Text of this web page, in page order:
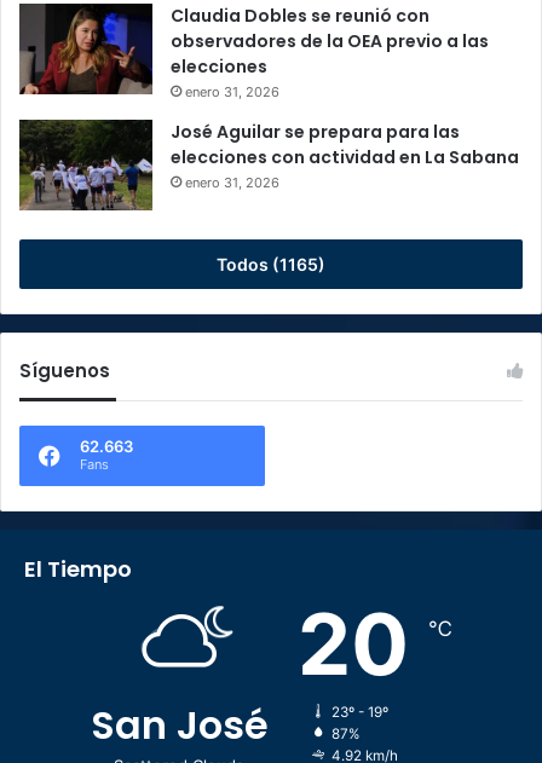
Claudia Dobles se reunió con
observadores de la OEA previo a las
elecciones
enero 31, 2026
José Aguilar se prepara para las
elecciones con actividad en La Sabana
enero 31, 2026
Todos (1165)
Síguenos
62.663
Fans
El Tiempo
San José
20 ℃
23º - 19º
87%
4.92 km/h